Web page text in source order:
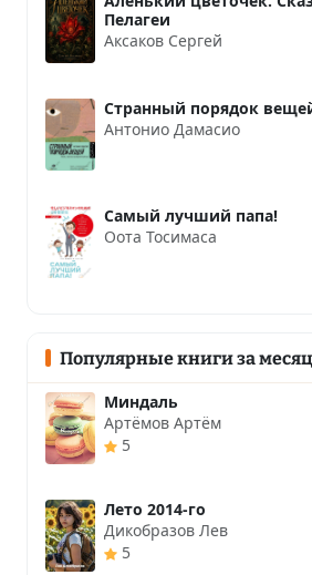
Пелагеи
Аксаков Сергей
Странный порядок
Антонио Дамасио
Самый лучший папа!
Оота Тосимаса
Популярные книги за месяц
Миндаль
Артёмов Артём
5
Лето 2014-го
Дикобразов Лев
5